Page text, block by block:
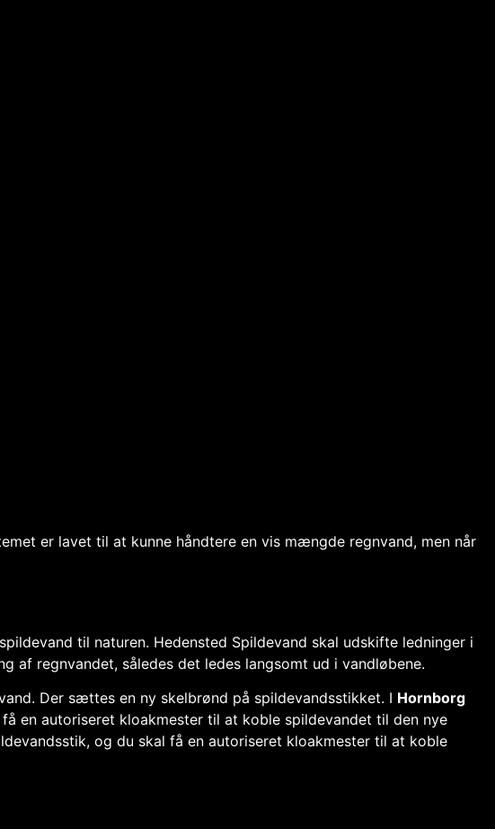
er lavet til at kunne håndtere en vis mængde regnvand, men når
til naturen. Hedensted Spildevand skal udskifte ledninger i
af regnvandet, således det ledes langsomt ud i vandløbene.
Der sættes en ny skelbrønd på spildevandsstikket. I Hornborg
en autoriseret kloakmester til at koble spildevandet til den nye
og du skal få en autoriseret kloakmester til at koble